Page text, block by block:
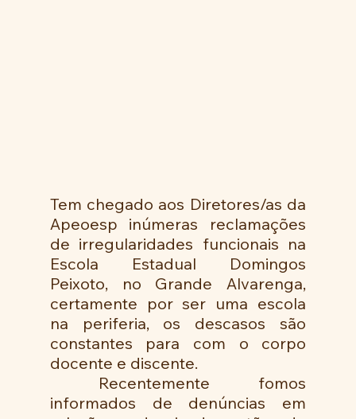
Tem chegado aos Diretores/as da
Apeoesp inúmeras reclamações
de irregularidades funcionais na
Escola Estadual Domingos
Peixoto, no Grande Alvarenga,
certamente por ser uma escola
na periferia, os descasos são
constantes para com o corpo
docente e discente.
Recentemente fomos
informados de denúncias em